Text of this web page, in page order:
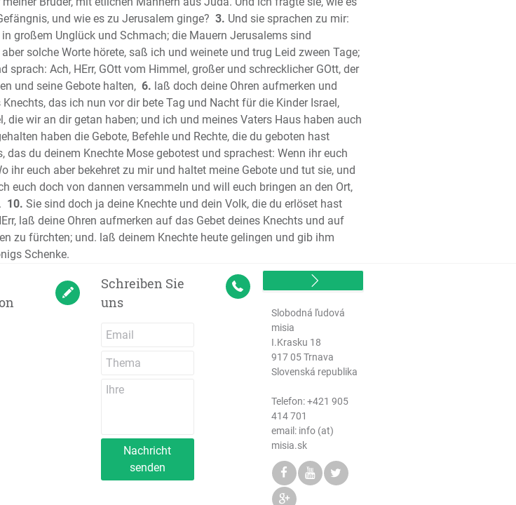
Das erste Buch der Chronik
Das zweite Buch der Chronik
Das Buch Esra
Das Buch Nehemia
Das Buch Ester
Das Buch Hiob (Ijob)
Der Psalter
Die Sprüche Salomos
(Sprichwörter)
Der Prediger Salomo (Kohelet)
Das Hohelied Salomos
Der Prophet Jesaja
Der Prophet Jeremia
Der Prophet Hesekiel (Ezechiel)
Der Prophet Daniel
Der Prophet Habakuk
Der Prophet Zephanja
und wie es zu Jerusalem ginge? 3. Und sie sprachen zu mir:
großem Unglück und Schmach; die Mauern Jerusalems sind
solche Worte hörete, saß ich und weinete und trug Leid zween Tage;
sprach: Ach, HErr, GOtt vom Himmel, großer und schrecklicher GOtt, der
und seine Gebote halten, 6. laß doch deine Ohren aufmerken und
das ich nun vor dir bete Tag und Nacht für die Kinder Israel,
die wir an dir getan haben; und ich und meines Vaters Haus haben auch
haben die Gebote, Befehle und Rechte, die du geboten hast
das du deinem Knechte Mose gebotest und sprachest: Wenn ihr euch
ihr euch aber bekehret zu mir und haltet meine Gebote und tut sie, und
euch doch von dannen versammeln und will euch bringen an den Ort,
10. Sie sind doch ja deine Knechte und dein Volk, die du erlöset hast
laß deine Ohren aufmerken auf das Gebet deines Knechts und auf
zu fürchten; und. laß deinem Knechte heute gelingen und gib ihm
Schenke.
Schreiben Sie
uns
Nachricht
senden
Kontakt
Slobodná ľudová
misia
I.Krasku 18
917 05 Trnava
Slovenská republika
Telefon:+421 905
414 701
email: info (at)
misia.sk